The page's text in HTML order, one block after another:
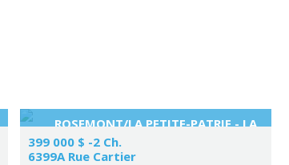
ROSEMONT/LA PETITE-PATRIE - LA
PETITE-PATRIE
399 000 $ -2 Ch.
6399A Rue Cartier